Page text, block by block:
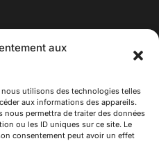
aux
utilisons des technologies telles
aux informations des appareils.
nous permettra de traiter des données
ou les ID uniques sur ce site. Le
consentement peut avoir un effet
40